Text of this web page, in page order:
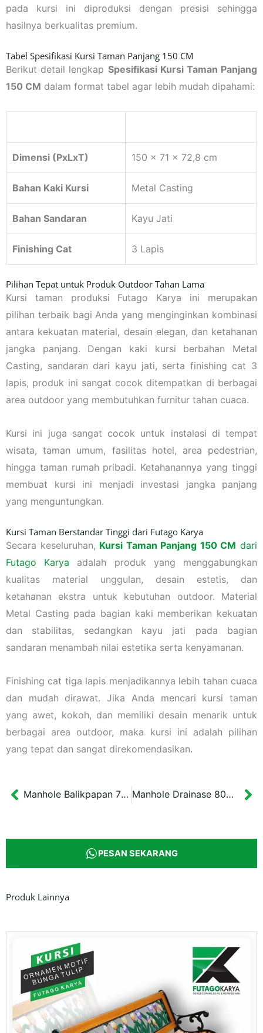
pada kursi ini diproduksi dengan presisi sehingga
hasilnya berkualitas premium.
Tabel Spesifikasi Kursi Taman Panjang 150 CM
Berikut detail lengkap Spesifikasi Kursi Taman Panjang
150 CM dalam format tabel agar lebih mudah dipahami:
Dimensi (PxLxT) 150 x 71 x 72,8 cm
Bahan Kaki Kursi Metal Casting
Bahan Sandaran Kayu Jati
Finishing Cat 3 Lapis
Pilihan Tepat untuk Produk Outdoor Tahan Lama
Kursi taman produksi Futago Karya ini merupakan
pilihan terbaik bagi Anda yang menginginkan kombinasi
antara kekuatan material, desain elegan, dan ketahanan
jangka panjang. Dengan kaki kursi berbahan Metal
Casting, sandaran dari kayu jati, serta finishing cat 3
lapis, produk ini sangat cocok ditempatkan di berbagai
area outdoor yang membutuhkan furnitur tahan cuaca.
Kursi ini juga sangat cocok untuk instalasi di tempat
wisata, taman umum, fasilitas hotel, area pedestrian,
hingga taman rumah pribadi. Ketahanannya yang tinggi
membuat kursi ini menjadi investasi jangka panjang
yang menguntungkan.
Kursi Taman Berstandar Tinggi dari Futago Karya
Secara keseluruhan, Kursi Taman Panjang 150 CM dari
Futago Karya adalah produk yang menggabungkan
kualitas material unggulan, desain estetis, dan
ketahanan ekstra untuk kebutuhan outdoor. Material
Metal Casting pada bagian kaki memberikan kekuatan
dan stabilitas, sedangkan kayu jati pada bagian
sandaran menambah nilai estetika serta kenyamanan.
Finishing cat tiga lapis menjadikannya lebih tahan cuaca
dan mudah dirawat. Jika Anda mencari kursi taman
yang awet, kokoh, dan memiliki desain menarik untuk
berbagai area outdoor, maka kursi ini adalah pilihan
yang tepat dan sangat direkomendasikan.
Prev Manhole Balikpapan 70×70 Manhole Drainase 80×80 Kutai Kartanegara
PESAN SEKARANG
Produk Lainnya